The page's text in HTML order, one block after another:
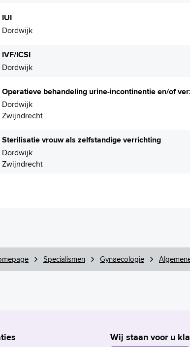
IUI
Dordwijk
IVF/ICSI
Dordwijk
Operatieve behandeling urine-incontinentie en/of
Dordwijk
Zwijndrecht
Sterilisatie vrouw als zelfstandige verrichting
Dordwijk
Zwijndrecht
Specialismen Gynaecologie
Wij staan voor u